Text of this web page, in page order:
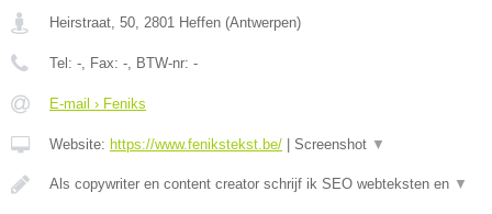
Heirstraat, 50 2801 Heffen (Antwerpen)
Tel: - , Fax: - , BTW-nr: -
E-mail › Feniks
Website: https://www.fenikstekst.be/ Screenshot ▼
Als copywriter en content creator schrijf ik SEO webteksten en ▼